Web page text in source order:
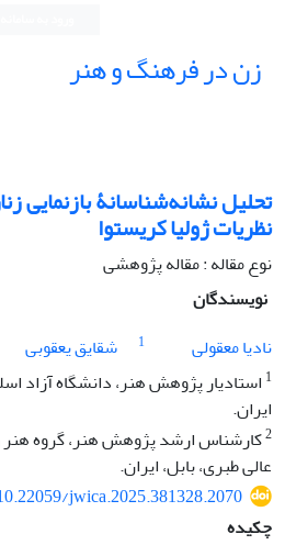
زن در فرهنگ و هنر
تحلیل نشانه‌شناسانۀ بازنمایی
نظریات ژولیا کریستوا
نوع مقاله : مقاله پژوهشی
نویسندگان
نادیا معقولی
1 شقایق یعقوبی
1 استادیار پژوهش هنر، دانشگاه آزاد
ایران.
2کارشناس ارشد پژوهش هنر، گروه
عالی طبری، بابل، ایران.
jwica.2025.381328.2070
چکیده